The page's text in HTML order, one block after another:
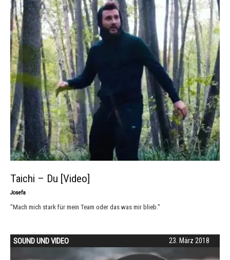
Taichi – Du [Video]
Josefa -
"Mach mich stark für mein Team oder das was mir blieb."
23. März 2018
SOUND UND VIDEO